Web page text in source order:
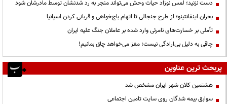
دست نزنید؛ لمس نوزاد حیات وحش می‌تواند منجر به رد شدنشان توسط مادرشان شود
بحران اینفانتینو؛ از طرح جنجالی تا اتهام باج‌خواهی و قربانی کردن اسپانیا
تأملی بر خسارت‌های نامرئی وارد شده بر عاملان جنگ علیه ایران
چاقی به دلیل بی‌ارادگی نیست؛ مغز می‌خواهد چاق بمانیم!
پربحث ترین عناوین
هشتمین کلان شهر ایران مشخص شد
سوابق بیمه شدگان روی سایت تامین اجتماعی